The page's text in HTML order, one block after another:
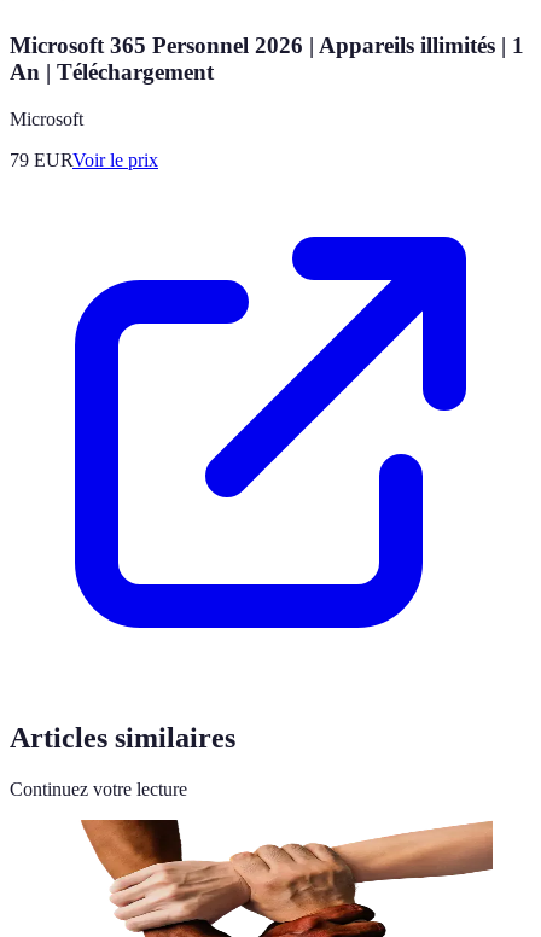
Microsoft 365 Personnel 2026 | Appareils illimités | 1
An | Téléchargement
Microsoft
79 EURVoir le prix
Articles similaires
Continuez votre lecture